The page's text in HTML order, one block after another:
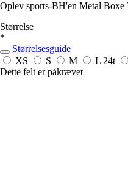
Oplev sports-BH'en Metal Boxe
Størrelse
*
Størrelsesguide
XS
S M L 24t
Dette felt er påkrævet